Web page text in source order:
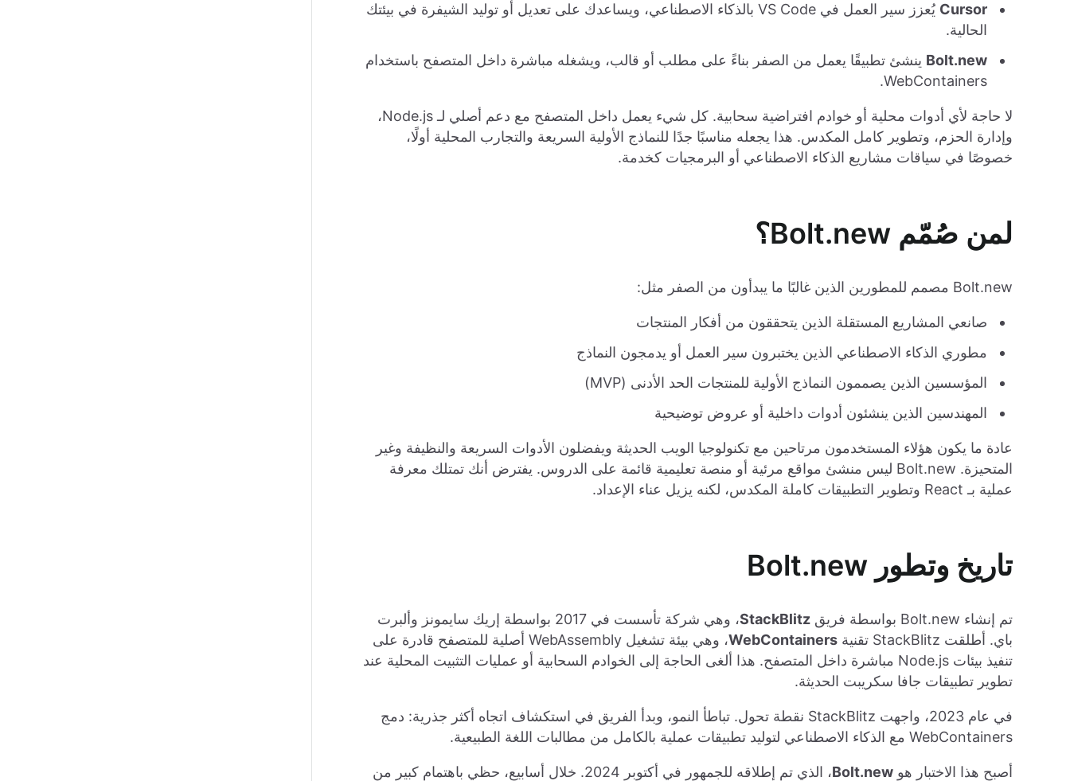
Cursor
يُعزز سير العمل في VS Code بالذكاء الاصطناعي، ويساعدك على تعديل أو توليد الشيفرة في بيئتك
الحالية.
Bolt.new ينشئ تطبيقًا يعمل من الصفر بناءً على مطلب أو قالب، ويشغله مباشرة داخل المتصفح باستخدام
WebContainers.
لا حاجة لأي أدوات محلية أو خوادم افتراضية سحابية. كل شيء يعمل داخل المتصفح مع دعم أصلي لـ Node.js،
وإدارة الحزم، وتطوير كامل المكدس. هذا يجعله مناسبًا جدًا للنماذج الأولية السريعة والتجارب المحلية أولًا،
خصوصًا في سياقات مشاريع الذكاء الاصطناعي أو البرمجيات كخدمة.
لمن صُمّم Bolt.new؟
Bolt.new مصمم للمطورين الذين غالبًا ما يبدأون من الصفر مثل:
صانعي المشاريع المستقلة الذين يتحققون من أفكار المنتجات
مطوري الذكاء الاصطناعي الذين يختبرون سير العمل أو يدمجون النماذج
المؤسسين الذين يصممون النماذج الأولية للمنتجات الحد الأدنى (MVP)
المهندسين الذين ينشئون أدوات داخلية أو عروض توضيحية
عادة ما يكون هؤلاء المستخدمون مرتاحين مع تكنولوجيا الويب الحديثة ويفضلون الأدوات السريعة والنظيفة وغير
المتحيزة. Bolt.new ليس منشئ مواقع مرئية أو منصة تعليمية قائمة على الدروس. يفترض أنك تمتلك معرفة
عملية بـ React وتطوير التطبيقات كاملة المكدس، لكنه يزيل عناء الإعداد.
تاريخ وتطور Bolt.new
تم إنشاء Bolt.new بواسطة فريق StackBlitz
، وهي شركة تأسست في 2017 بواسطة إريك سايمونز وألبرت
باي. أطلقت StackBlitz تقنية
WebContainers
، وهي بيئة تشغيل WebAssembly أصلية للمتصفح قادرة على
تنفيذ بيئات Node.js مباشرة داخل المتصفح. هذا ألغى الحاجة إلى الخوادم السحابية أو عمليات التثبيت المحلية عند
تطوير تطبيقات جافا سكريبت الحديثة.
في عام 2023، واجهت StackBlitz نقطة تحول. تباطأ النمو، وبدأ الفريق في استكشاف اتجاه أكثر جذرية: دمج
WebContainers مع الذكاء الاصطناعي لتوليد تطبيقات عملية بالكامل من مطالبات اللغة الطبيعية.
أصبح هذا الاختبار هو Bolt.new
، الذي تم إطلاقه للجمهور في أكتوبر 2024. خلال أسابيع، حظي باهتمام كبير من